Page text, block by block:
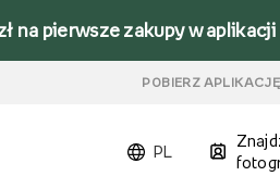
na pierwsze zakupy w aplikacji
POBIERZ APLIKACJĘ
PL